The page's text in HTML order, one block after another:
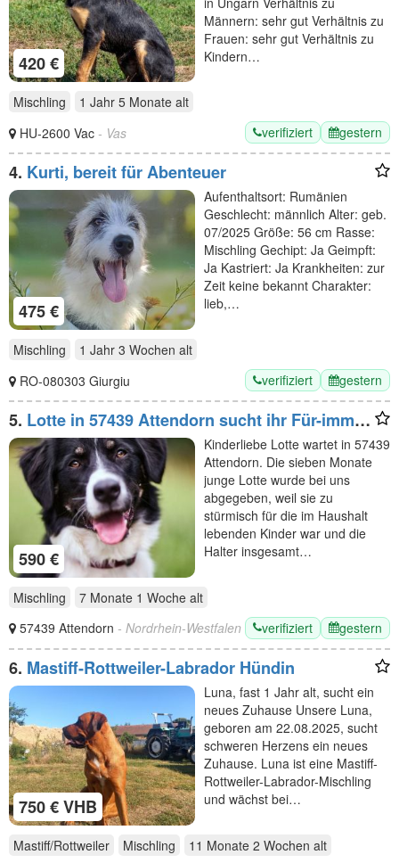
420 €
Männern: sehr gut Verhältnis zu
Frauen: sehr gut Verhältnis zu
Kindern…
Mischling 1 Jahr 5 Monate alt
HU-2600 Vac - Vas verifiziert gestern
4. Kurti, bereit für Abenteuer
475 €
Aufenthaltsort: Rumänien
Geschlecht: männlich Alter: geb.
07/2025 Größe: 56 cm Rasse:
Mischling Gechipt: Ja Geimpft:
Ja Kastriert: Ja Krankheiten: zur
Zeit keine bekannt Charakter:
lieb,…
Mischling 1 Jahr 3 Wochen alt
RO-080303 Giurgiu
verifiziert gestern
5. Lotte in 57439 Attendorn sucht ihr Für-immer-
Zuhause
590 €
Kinderliebe Lotte wartet in 57439
Attendorn. Die sieben Monate
junge Lotte wurde bei uns
abgegeben, weil sie zu
stürmisch für die im Haushalt
lebenden Kinder war und die
Halter insgesamt…
Mischling 7 Monate 1 Woche alt
57439 Attendorn - Nordrhein-Westfalen verifiziert gestern
6. Mastiff-Rottweiler-Labrador Hündin
750 € VHB
Luna, fast 1 Jahr alt, sucht ein
neues Zuhause Unsere Luna,
geboren am 22.08.2025, sucht
schweren Herzens ein neues
Zuhause. Luna ist eine Mastiff-
Rottweiler-Labrador-Mischling
und wächst bei…
Mastiff/Rottweiler Mischling 11 Monate 2 Wochen alt